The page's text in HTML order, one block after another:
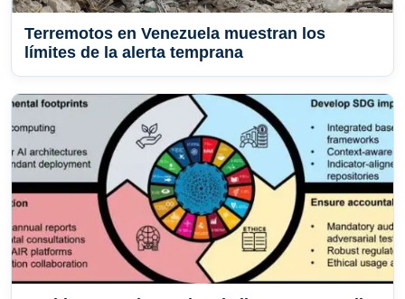
Terremotos en Venezuela muestran los
límites de la alerta temprana